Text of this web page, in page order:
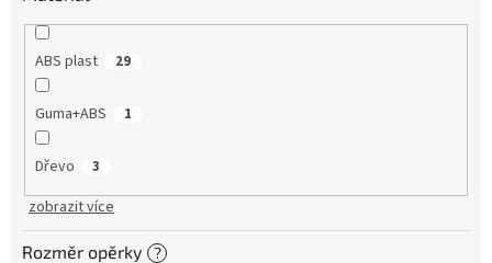
ABS plast 29
Guma+ABS 1
Dřevo 3
zobrazit více
Rozměr opěrky ?